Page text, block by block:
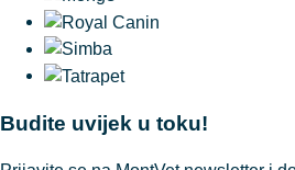
Budite uvijek u toku!